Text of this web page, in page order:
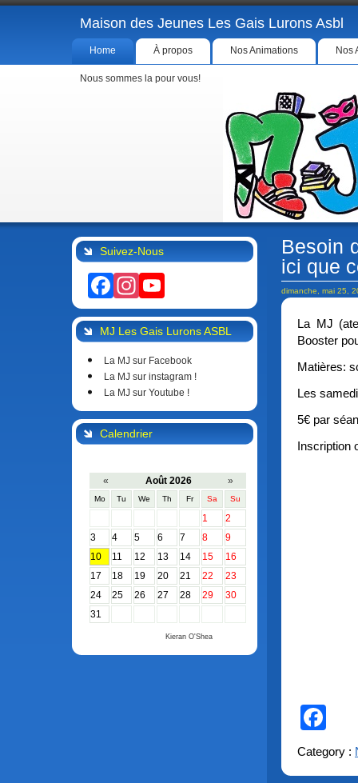
Maison des Jeunes Les Gais Lurons Asbl
Home À propos Nos Animations Nos
Nous sommes la pour vous!
Suivez-Nous
Facebook
Instagram
MJ Les Gais Lurons ASBL
La MJ sur Facebook
La MJ sur instagram !
La MJ sur Youtube !
Calendrier
« Août 2026 »
Mo Tu We Th Fr Sa Su
1
2
3
4 5 6 7 8
9
10
11 12 13 14 15
16
17
18 19 20 21 22
23
24
25 26 27 28 29
30
31
Kieran O'Shea
Besoin
ici que
dimanche, mai 25,
La MJ
Booster
Matières:
Les
5€ par
Inscription
Category :